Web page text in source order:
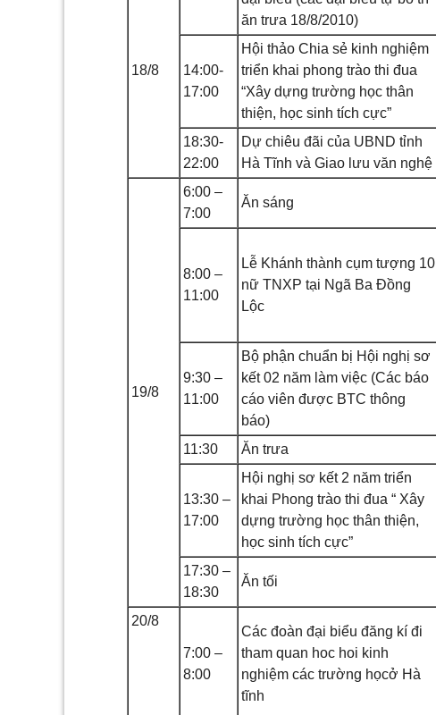
18/8
ăn trưa 18/8/2010)
14:00-
17:00
Hội thảo Chia sẻ kinh nghiệm
triển khai phong trào thi đua
“Xây dựng trường học thân
thiện, học sinh tích cực”
18:30-
22:00
Dự chiêu đãi của UBND tỉnh
Hà Tĩnh và Giao lưu văn nghệ
19/8
6:00 –
7:00
Ăn sáng
8:00 –
11:00
Lễ Khánh thành cụm tượng 10
nữ TNXP tại Ngã Ba Đồng
Lộc
9:30 –
11:00
Bộ phận chuẩn bị Hội nghị sơ
kết 02 năm làm việc (Các báo
cáo viên được BTC thông
báo)
11:30 Ăn trưa
13:30 –
17:00
Hội nghị sơ kết 2 năm triển
khai Phong trào thi đua “ Xây
dựng trường học thân thiện,
học sinh tích cực”
17:30 –
18:30
Ăn tối
20/8
7:00 –
8:00
Các đoàn đại biểu đăng kí đi
tham quan hoc hoi kinh
nghiệm các trường họcở Hà
tĩnh